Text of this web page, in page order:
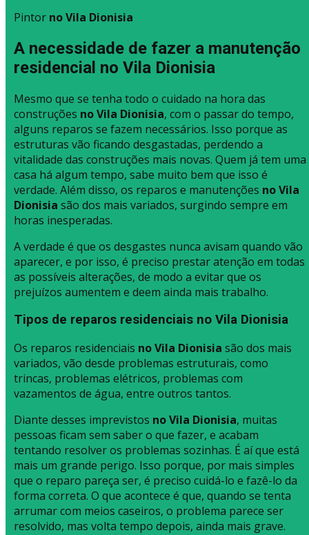
Pintor no Vila Dionisia
A necessidade de fazer a manutenção
residencial no Vila Dionisia
Mesmo que se tenha todo o cuidado na hora das
construções no Vila Dionisia, com o passar do tempo,
alguns reparos se fazem necessários. Isso porque as
estruturas vão ficando desgastadas, perdendo a
vitalidade das construções mais novas. Quem já tem uma
casa há algum tempo, sabe muito bem que isso é
verdade. Além disso, os reparos e manutenções no Vila
Dionisia são dos mais variados, surgindo sempre em
horas inesperadas.
A verdade é que os desgastes nunca avisam quando vão
aparecer, e por isso, é preciso prestar atenção em todas
as possíveis alterações, de modo a evitar que os
prejuízos aumentem e deem ainda mais trabalho.
Tipos de reparos residenciais no Vila Dionisia
Os reparos residenciais no Vila Dionisia são dos mais
variados, vão desde problemas estruturais, como
trincas, problemas elétricos, problemas com
vazamentos de água, entre outros tantos.
Diante desses imprevistos no Vila Dionisia, muitas
pessoas ficam sem saber o que fazer, e acabam
tentando resolver os problemas sozinhas. É aí que está
mais um grande perigo. Isso porque, por mais simples
que o reparo pareça ser, é preciso cuidá-lo e fazê-lo da
forma correta. O que acontece é que, quando se tenta
arrumar com meios caseiros, o problema parece ser
resolvido, mas volta tempo depois, ainda mais grave.